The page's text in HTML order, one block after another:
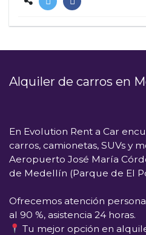
Alquiler de carros en
En Evolution Rent a Car
carros, camionetas, SUVs y
Aeropuerto José María
de Medellín (Parque de El
Ofrecemos atención
al 90 %, asistencia 24 horas.
Tu mejor opción en